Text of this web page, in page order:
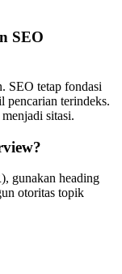
SEO
SEO tetap fondasi
pencarian terindeks.
sitasi.
gunakan heading
otoritas topik